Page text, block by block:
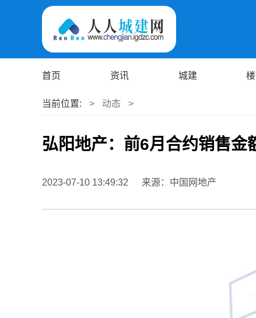
首页 资讯 城建
当前位置: > 动态 >
弘阳地产：前6月合约销售金
2023-07-10 13:49:32 来源：中国网地产